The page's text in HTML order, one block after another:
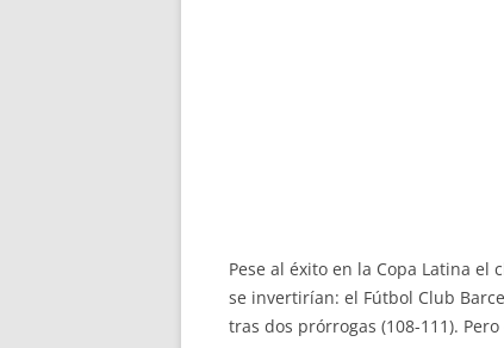
Pese al éxito en la Copa Latina
se invertirían: el Fútbol Club
tras dos prórrogas (108-111).